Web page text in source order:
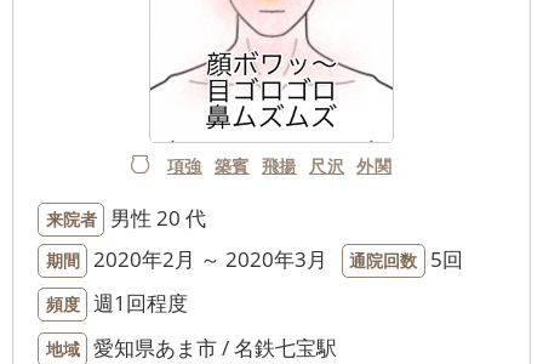
項強 築賓 飛揚 尺沢 外関
来院者 男性 20 代
期間 2020年2月 ～ 2020年3月 通院回数 5回
頻度 週1回程度
地域 愛知県あま市 / 名鉄七宝駅